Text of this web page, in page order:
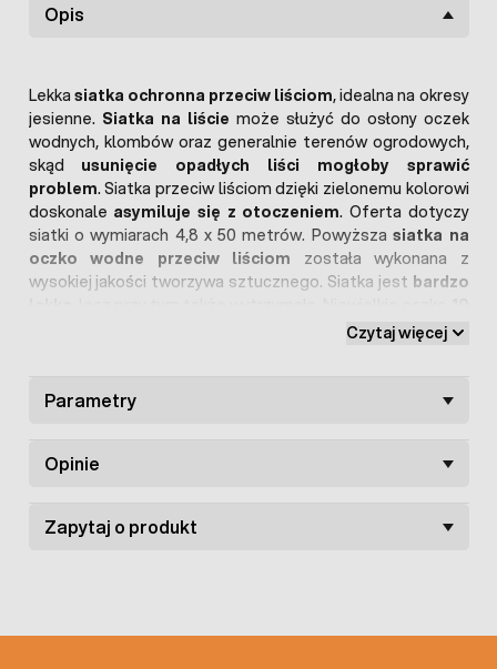
Opis
Lekka siatka ochronna przeciw liściom, idealna na okresy
jesienne. Siatka na liście może służyć do osłony oczek
wodnych, klombów oraz generalnie terenów ogrodowych,
skąd usunięcie opadłych liści mogłoby sprawić
problem. Siatka przeciw liściom dzięki zielonemu kolorowi
doskonale asymiluje się z otoczeniem. Oferta dotyczy
siatki o wymiarach 4,8 x 50 metrów. Powyższasiatka na
oczko wodne przeciw liściom została wykonana z
wysokiej jakości tworzywa sztucznego. Siatka jest bardzo
zatrzymuje nawet najdrobniejsze listki, nie
na promienie UV
, niskie/wysokie temperatury oraz
dowolnym miejscu
dostępne są
Czytaj więcej
Parametry
Opinie
Zapytaj o produkt